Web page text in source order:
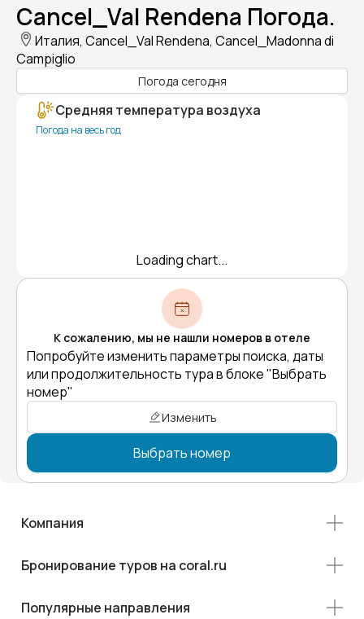
Cancel_Val Rendena Погода.
Италия, Cancel_Val Rendena, Cancel_Madonna di
Campiglio
Погода сегодня
Средняя температура воздуха
Погода на весь год
Loading chart...
К сожалению, мы не нашли номеров в отеле
Попробуйте изменить параметры поиска, даты
или продолжительность тура в блоке "Выбрать
номер"
Изменить
Выбрать номер
Компания
Бронирование туров на coral.ru
Популярные направления